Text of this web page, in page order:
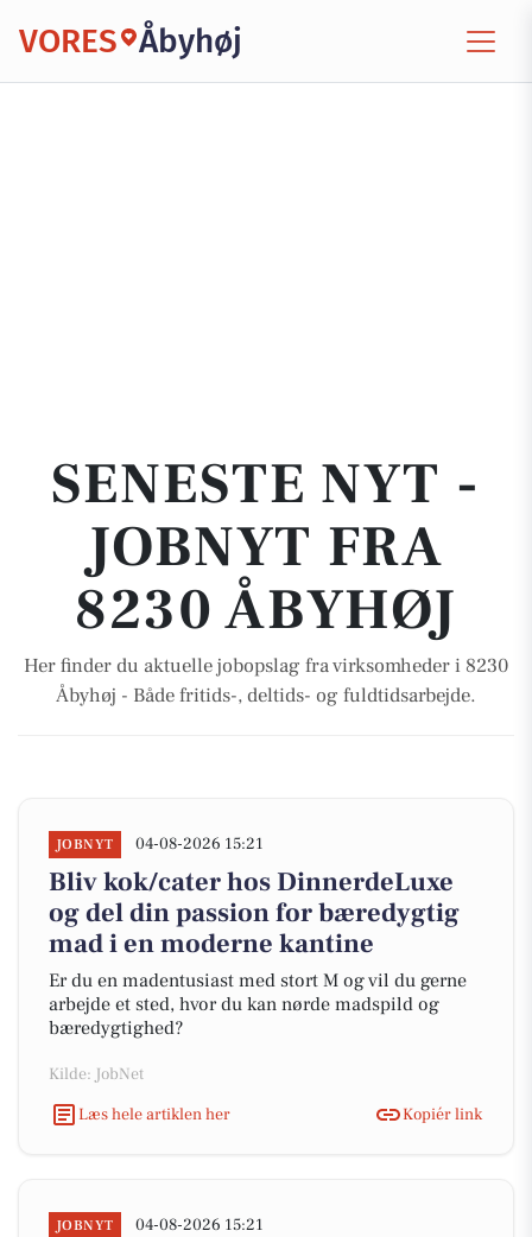
VORES Åbyhøj
SENESTE NYT -
JOBNYT FRA
8230 ÅBYHØJ
Her finder du aktuelle jobopslag fra virksomheder i 8230
Åbyhøj - Både fritids-, deltids- og fuldtidsarbejde.
JOBNYT 04-08-2026 15:21
Bliv kok/cater hos DinnerdeLuxe
og del din passion for bæredygtig
mad i en moderne kantine
Er du en madentusiast med stort M og vil du gerne
arbejde et sted, hvor du kan nørde madspild og
bæredygtighed?
Kilde: JobNet
Læs hele artiklen her
Kopiér link
JOBNYT 04-08-2026 15:21